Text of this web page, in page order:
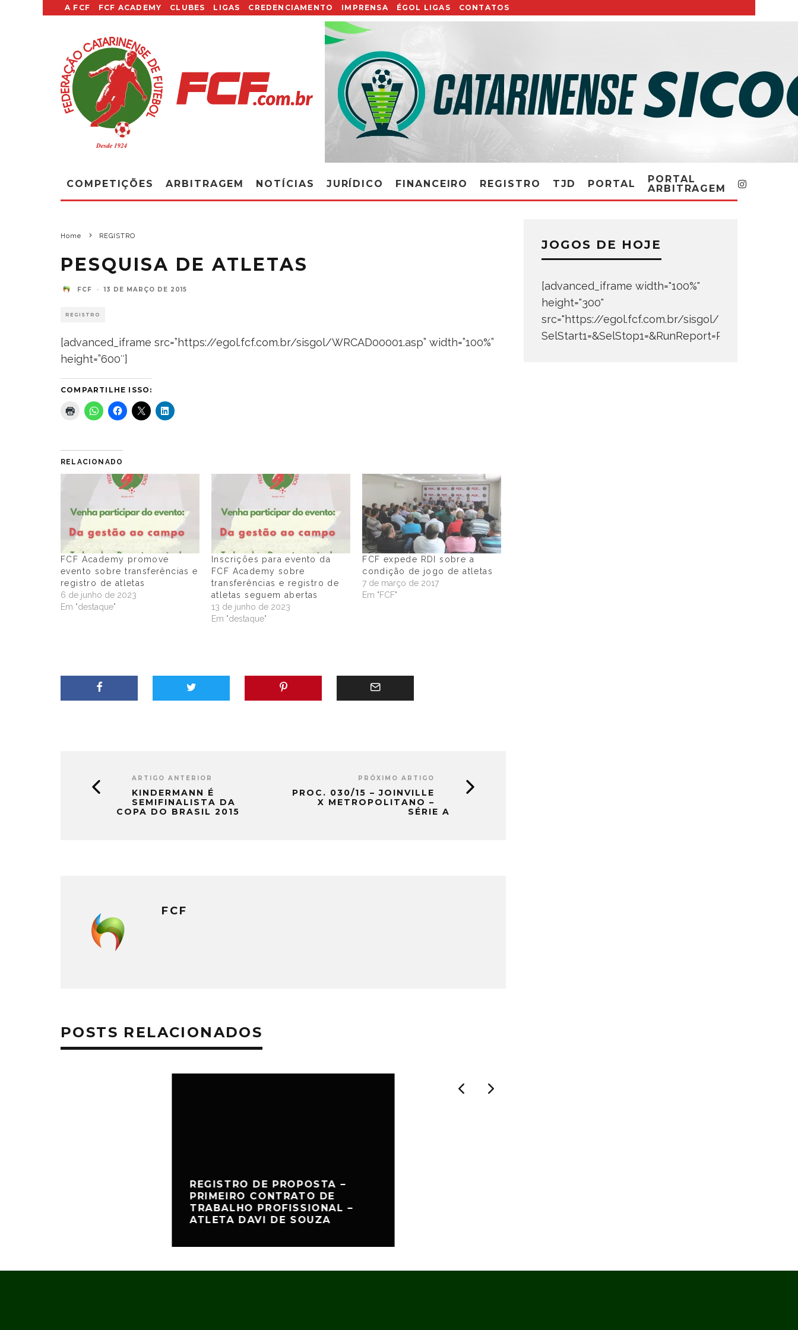
A FCF FCF ACADEMY CLUBES LIGAS CREDENCIAMENTO IMPRENSA ÉGOL LIGAS CONTATOS
COMPETIÇÕES ARBITRAGEM NOTÍCIAS JURÍDICO FINANCEIRO REGISTRO TJD PORTAL
PORTAL
ARBITRAGEM
Home REGISTRO
PESQUISA DE ATLETAS
FCF · 13 DE MARÇO DE 2015
REGISTRO
[advanced_iframe src=”https://egol.fcf.com.br/sisgol/WRCAD00001.asp” width=”100%”
height=”600″]
COMPARTILHE ISSO:
RELACIONADO
FCF Academy promove
evento sobre transferências e
registro de atletas
6 de junho de 2023
Em "destaque"
Inscrições para evento da
FCF Academy sobre
transferências e registro de
atletas seguem abertas
13 de junho de 2023
Em "destaque"
FCF expede RDI sobre a
condição de jogo de atletas
7 de março de 2017
Em "FCF"
ARTIGO ANTERIOR
KINDERMANN É
SEMIFINALISTA DA
COPA DO BRASIL 2015
PRÓXIMO ARTIGO
PROC. 030/15 – JOINVILLE
X METROPOLITANO –
SÉRIE A
FCF
POSTS RELACIONADOS
REGISTRO DE PROPOSTA –
PRIMEIRO CONTRATO DE
TRABALHO PROFISSIONAL –
ATLETA DAVI DE SOUZA
JOGOS DE HOJE
[advanced_iframe width="100%"
height="300"
src="https://egol.fcf.com.br/sisgol/
SelStart1=&SelStop1=&RunReport=Run+Report"]